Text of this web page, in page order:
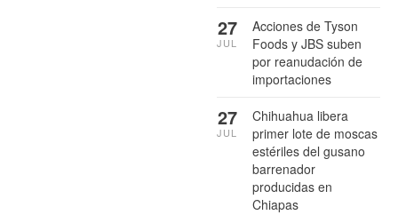
Acciones de Tyson
Foods y JBS suben
por reanudación de
importaciones
27
JUL
Chihuahua libera
primer lote de moscas
estériles del gusano
barrenador
producidas en
Chiapas
27
JUL